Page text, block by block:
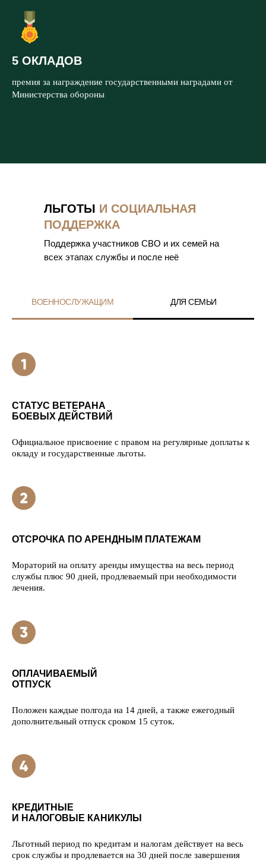
5 ОКЛАДОВ
премия за награждение государственными наградами от
Министерства обороны
ЛЬГОТЫ И СОЦИАЛЬНАЯ
ПОДДЕРЖКА
Поддержка участников СВО и их семей на
всех этапах службы и после неё
ВОЕННОСЛУЖАЩИМ ДЛЯ СЕМЬИ
СТАТУС ВЕТЕРАНА
БОЕВЫХ ДЕЙСТВИЙ
Официальное присвоение с правом на регулярные доплаты к
окладу и государственные льготы.
ОТСРОЧКА ПО АРЕНДНЫМ ПЛАТЕЖАМ
Мораторий на оплату аренды имущества на весь период
службы плюс 90 дней, продлеваемый при необходимости
лечения.
ОПЛАЧИВАЕМЫЙ
ОТПУСК
Положен каждые полгода на 14 дней, а также ежегодный
дополнительный отпуск сроком 15 суток.
КРЕДИТНЫЕ
И НАЛОГОВЫЕ КАНИКУЛЫ
Льготный период по кредитам и налогам действует на весь
срок службы и продлевается на 30 дней после завершения